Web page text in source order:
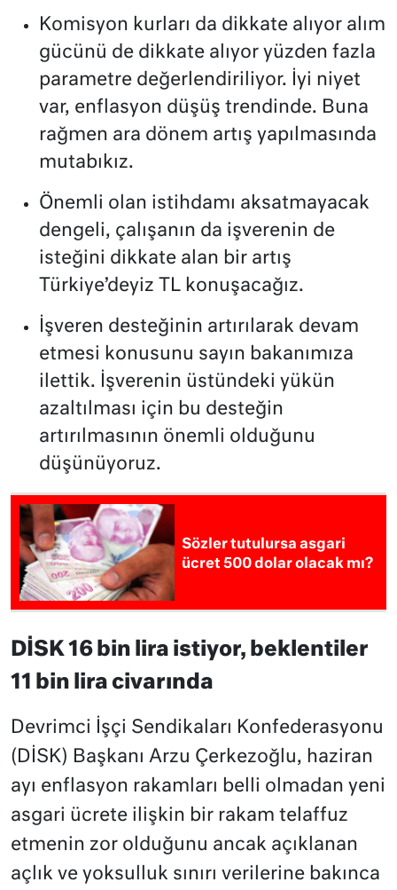
Komisyon kurları da dikkate alıyor alım
gücünü de dikkate alıyor yüzden fazla
parametre değerlendiriliyor. İyi niyet
var, enflasyon düşüş trendinde. Buna
rağmen ara dönem artış yapılmasında
mutabıkız.
Önemli olan istihdamı aksatmayacak
dengeli, çalışanın da işverenin de
isteğini dikkate alan bir artış
Türkiye’deyiz TL konuşacağız.
İşveren desteğinin artırılarak devam
etmesi konusunu sayın bakanımıza
ilettik. İşverenin üstündeki yükün
azaltılması için bu desteğin
artırılmasının önemli olduğunu
düşünüyoruz.
Sözler tutulursa asgari
ücret 500 dolar olacak mı?
DİSK 16 bin lira istiyor, beklentiler
11 bin lira civarında
Devrimci İşçi Sendikaları Konfederasyonu
(DİSK) Başkanı Arzu Çerkezoğlu, haziran
ayı enflasyon rakamları belli olmadan yeni
asgari ücrete ilişkin bir rakam telaffuz
etmenin zor olduğunu ancak açıklanan
açlık ve yoksulluk sınırı verilerine bakınca